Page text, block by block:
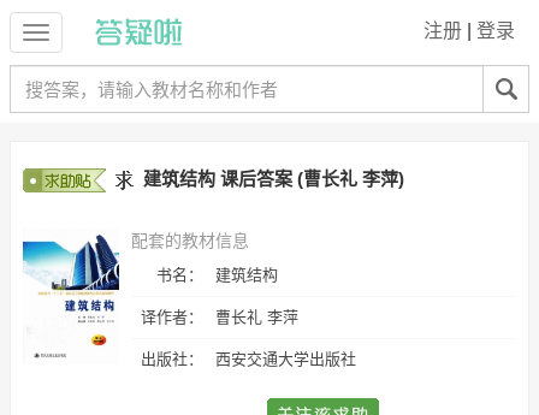
注册 登录
建筑结构 课后答案 (曹长礼 李萍)
配套的教材信息
书名： 建筑结构
译作者： 曹长礼 李萍
出版社： 西安交通大学出版社